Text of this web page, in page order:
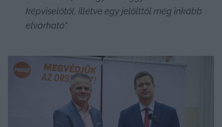
képviselőtől, illetve egy jelölttől még inkább
elvárható”.